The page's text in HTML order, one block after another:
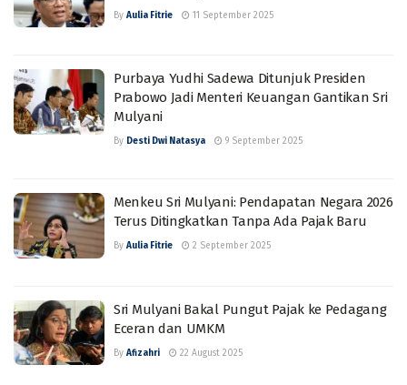
By Aulia Fitrie 11 September 2025
Purbaya Yudhi Sadewa Ditunjuk Presiden
Prabowo Jadi Menteri Keuangan Gantikan Sri
Mulyani
By Desti Dwi Natasya 9 September 2025
Menkeu Sri Mulyani: Pendapatan Negara 2026
Terus Ditingkatkan Tanpa Ada Pajak Baru
By Aulia Fitrie 2 September 2025
Sri Mulyani Bakal Pungut Pajak ke Pedagang
Eceran dan UMKM
By Afizahri 22 August 2025